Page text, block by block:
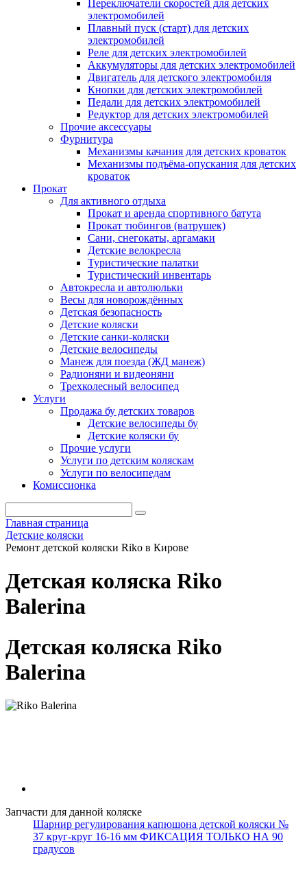
Переключатели скоростей для детских
электромобилей
Плавный пуск (старт) для детских
электромобилей
Реле для детских электромобилей
Аккумуляторы для детских электромобилей
Двигатель для детского электромобиля
Кнопки для детских электромобилей
Педали для детских электромобилей
Редуктор для детских электромобилей
Прочие аксессуары
Фурнитура
Механизмы качания для детских кроваток
Механизмы подъёма-опускания для детских
кроваток
Прокат
Для активного отдыха
Прокат и аренда спортивного батута
Прокат тюбингов (ватрушек)
Сани, снегокаты, аргамаки
Детские велокресла
Туристические палатки
Туристический инвентарь
Автокресла и автолюльки
Весы для новорождённых
Детская безопасность
Детские коляски
Детские санки-коляски
Детские велосипеды
Манеж для поезда (ЖД манеж)
Радионяни и видеоняни
Трехколесный велосипед
Услуги
Продажа бу детских товаров
Детские велосипеды бу
Детские коляски бу
Прочие услуги
Услуги по детским коляскам
Услуги по велосипедам
Комиссионка
Главная страница
Детские коляски
Ремонт детской коляски Riko в Кирове
Детская коляска Riko
Balerina
Детская коляска Riko
Balerina
Запчасти для данной коляске
Шарнир регулирования капюшона детской коляски №
37 круг-круг 16-16 мм ФИКСАЦИЯ ТОЛЬКО НА 90
градусов